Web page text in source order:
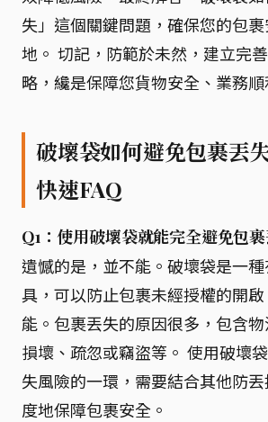
失」這個關鍵問題，確保您的包
地。 切記，防範於未然，建立完
略，纔是保障您貨物安全、業務順
破壞袋如何避免包裹丟
快速FAQ
Q1：使用破壞袋就能完全避免包
遺憾的是，並不能。破壞袋是一
具，可以防止包裹未經授權的開
能。包裹丟失的原因很多，包含
損壞、疏忽或竊盜等。 使用破壞
失風險的一環，需要結合其他防
度地保障包裹安全。